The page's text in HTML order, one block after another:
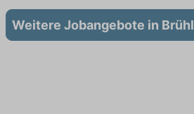
Weitere Jobangebote in Brühl